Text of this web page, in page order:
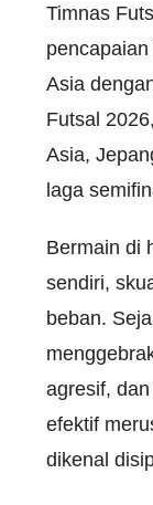
Timnas
Asia
Futsal
Asia,
laga
Bermain di
sendiri,
beban.
agresif,
efektif
dikenal